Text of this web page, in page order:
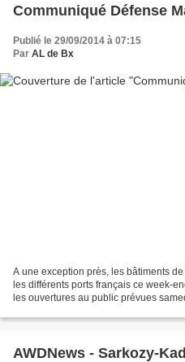
Communiqué Défense
Publié le 29/09/2014 à 07:15
Par AL de Bx
A une exception près, les bâtiments
les différents ports français ce week-
les ouvertures au public prévues
AWDNews - Sarkozy-